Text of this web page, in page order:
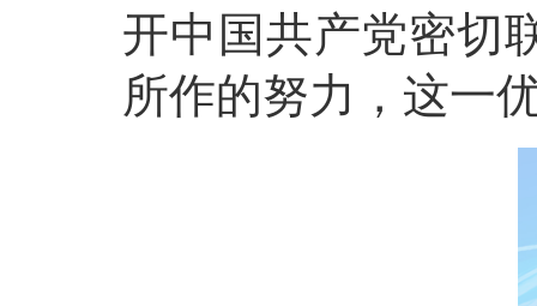
开中国共产党密切
所作的努力，这一